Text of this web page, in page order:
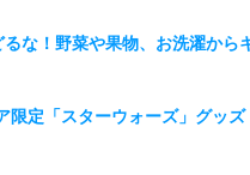
な！野菜や果物、お洗濯か
限定「スターウォーズ」グッズ